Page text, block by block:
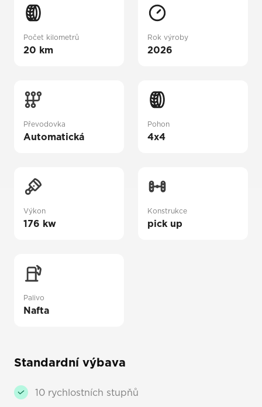
Počet kilometrů
20 km
Rok výroby
2026
Převodovka
Automatická
Pohon
4x4
Výkon
176 kw
Konstrukce
pick up
Palivo
Nafta
Standardní výbava
10 rychlostních stupňů